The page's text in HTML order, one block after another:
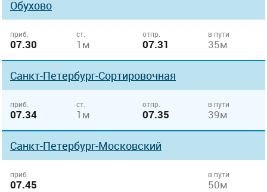
Обухово
приб.
07.30
ст.
1м
отпр.
07.31
в пути
35м
Санкт-Петербург-Сортировочная
приб.
07.34
ст.
1м
отпр.
07.35
в пути
39м
Санкт-Петербург-Московский
приб.
07.45
в пути
50м